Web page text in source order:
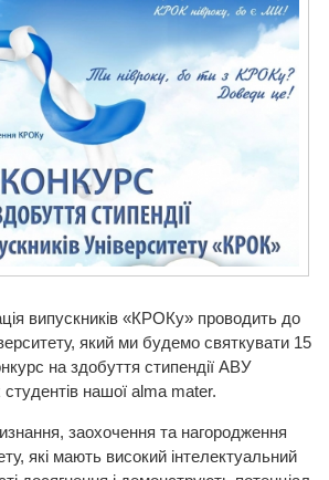
випускників «КРОКу» проводить до
який ми будемо святкувати 15
на здобуття стипендії АВУ
нашої alma mater.
заохочення та нагородження
які мають високий інтелектуальний